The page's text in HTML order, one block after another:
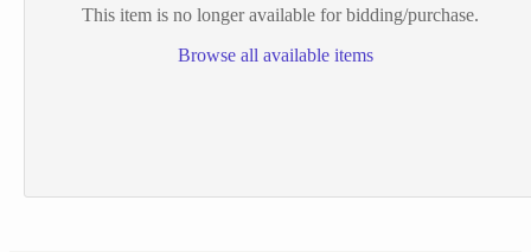
This item is no longer available for bidding/purchase.
Browse all available items